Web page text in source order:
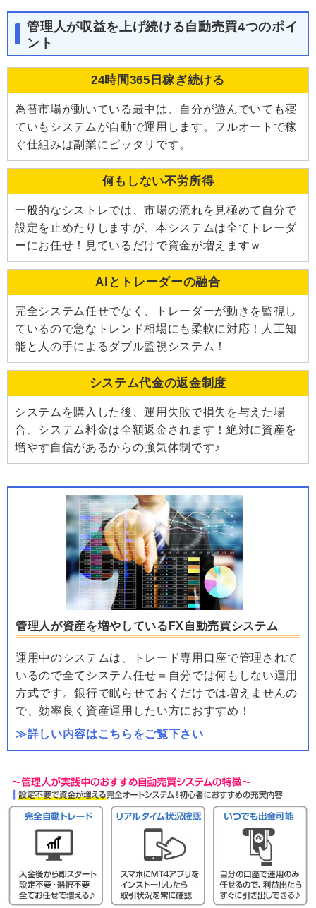
管理人が収益を上げ続ける自動売買4つのポイ
ント
24時間365日稼ぎ続ける
為替市場が動いている最中は、自分が遊んでいても寝
ていもシステムが自動で運用します。フルオートで稼
ぐ仕組みは副業にピッタリです。
何もしない不労所得
一般的なシストレでは、市場の流れを見極めて自分で
設定を止めたりしますが、本システムは全てトレーダ
ーにお任せ！見ているだけで資金が増えますｗ
AIとトレーダーの融合
完全システム任せでなく、トレーダーが動きを監視し
ているので急なトレンド相場にも柔軟に対応！人工知
能と人の手によるダブル監視システム！
システム代金の返金制度
システムを購入した後、運用失敗で損失を与えた場
合、システム料金は全額返金されます！絶対に資産を
増やす自信があるからの強気体制です♪
管理人が資産を増やしているFX自動売買システム
運用中のシステムは、トレード専用口座で管理されて
いるので全てシステム任せ＝自分では何もしない運用
方式です。銀行で眠らせておくだけでは増えませんの
で、効率良く資産運用したい方におすすめ！
≫詳しい内容はこちらをご覧下さい